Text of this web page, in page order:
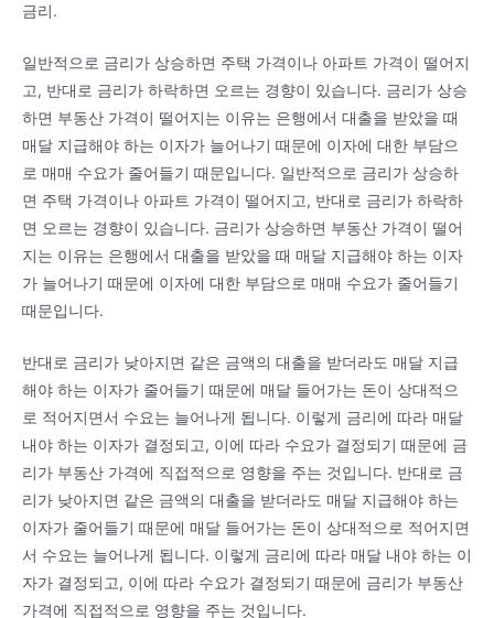
금리.
일반적으로 금리가 상승하면 주택 가격이나 아파트 가격이 떨어지
고, 반대로 금리가 하락하면 오르는 경향이 있습니다. 금리가 상승
하면 부동산 가격이 떨어지는 이유는 은행에서 대출을 받았을 때
매달 지급해야 하는 이자가 늘어나기 때문에 이자에 대한 부담으
로 매매 수요가 줄어들기 때문입니다. 일반적으로 금리가 상승하
면 주택 가격이나 아파트 가격이 떨어지고, 반대로 금리가 하락하
면 오르는 경향이 있습니다. 금리가 상승하면 부동산 가격이 떨어
지는 이유는 은행에서 대출을 받았을 때 매달 지급해야 하는 이자
가 늘어나기 때문에 이자에 대한 부담으로 매매 수요가 줄어들기
때문입니다.
반대로 금리가 낮아지면 같은 금액의 대출을 받더라도 매달 지급
해야 하는 이자가 줄어들기 때문에 매달 들어가는 돈이 상대적으
로 적어지면서 수요는 늘어나게 됩니다. 이렇게 금리에 따라 매달
내야 하는 이자가 결정되고, 이에 따라 수요가 결정되기 때문에 금
리가 부동산 가격에 직접적으로 영향을 주는 것입니다. 반대로 금
리가 낮아지면 같은 금액의 대출을 받더라도 매달 지급해야 하는
이자가 줄어들기 때문에 매달 들어가는 돈이 상대적으로 적어지면
서 수요는 늘어나게 됩니다. 이렇게 금리에 따라 매달 내야 하는 이
자가 결정되고, 이에 따라 수요가 결정되기 때문에 금리가 부동산
가격에 직접적으로 영향을 주는 것입니다.